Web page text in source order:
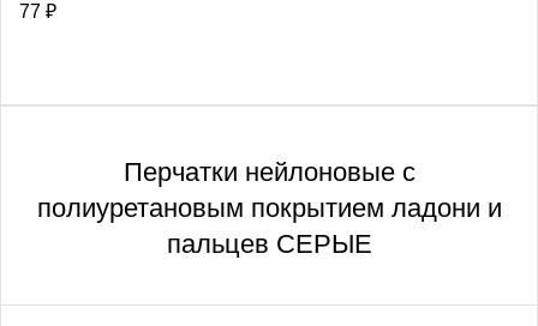
77 ₽
Перчатки нейлоновые с
полиуретановым покрытием ладони и
пальцев СЕРЫЕ